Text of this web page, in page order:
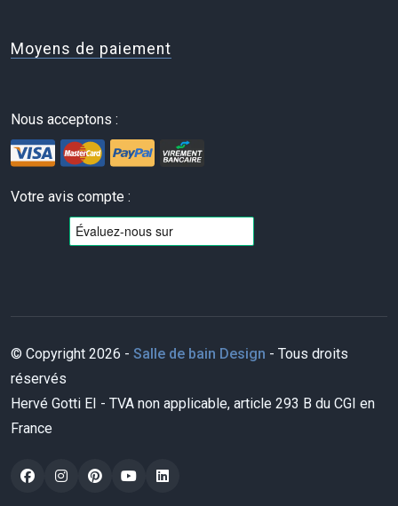
Moyens de paiement
Nous acceptons :
Votre avis compte :
© Copyright 2026 - Salle de bain Design - Tous droits
réservés
Hervé Gotti EI - TVA non applicable, article 293 B du CGI en
France